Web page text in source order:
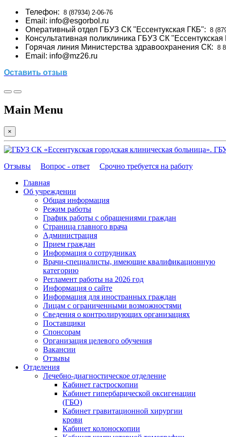
Телефон: 8 (87934) 2-06-76
Email: info@esgorbol.ru
Оперативный отдел ГБУЗ СК "Ессентукская ГКБ": 8
Консультативная поликлиника ГБУЗ СК "Ессентукская
Горячая линия Министерства здравоохранения СК: 8
Email: info@mz26.ru
Оставить отзыв
Main Menu
×
Отзывы Вопрос - ответ
Срочно требуется на работу
Главная
Об учреждении
Общая информация
Режим работы
График работы с обращениями граждан
Страница главного врача
Администрация
Прием граждан
Информация о сотрудниках
Врачи-специалисты, имеющие квалификационную
категорию
Регламент работы на 2026 год
Информация о сайте
Информация для иностранных граждан
Лицам с ограниченными возможностями
Сведения о контролирующих организациях
Поставщики
Спонсорам
Организация целевого обучения
Вакансии
Отзывы
Отделения
Лечебно-диагностическое отделение
Кабинет гастроскопии
Кабинет гипербарической оксигенации
(ГБО)
Кабинет гравитационной хирургии
крови
Кабинет колоноскопии